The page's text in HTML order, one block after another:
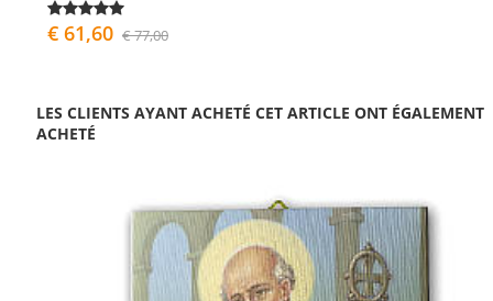
€ 61,60 € 77,00
LES CLIENTS AYANT ACHETÉ CET ARTICLE ONT ÉGALEMENT
ACHETÉ